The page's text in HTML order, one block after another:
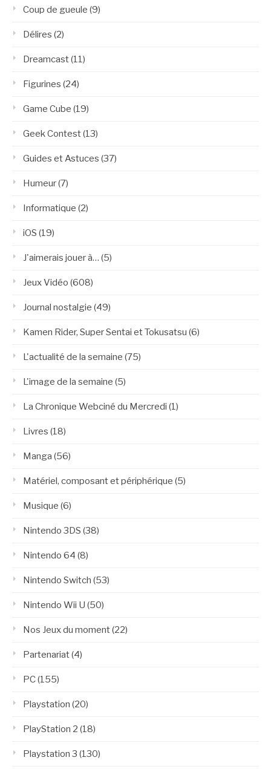
Coup de gueule (9)
Délires (2)
Dreamcast(11)
Figurines (24)
Game Cube (19)
Geek Contest(13)
Guides et Astuces (37)
Humeur(7)
Informatique (2)
iOS (19)
J'aimerais jouer à… (5)
Jeux Vidéo (608)
Journal nostalgie (49)
Kamen Rider, Super Sentai et Tokusatsu (6)
L'actualité de la semaine (75)
L'image de la semaine (5)
La Chronique Webciné du Mercredi (1)
Livres (18)
Manga (56)
Matériel, composant et périphérique (5)
Musique (6)
Nintendo 3DS (38)
Nintendo 64 (8)
Nintendo Switch (53)
Nintendo Wii U (50)
Nos Jeux du moment(22)
Partenariat(4)
PC(155)
Playstation (20)
PlayStation 2 (18)
Playstation 3 (130)